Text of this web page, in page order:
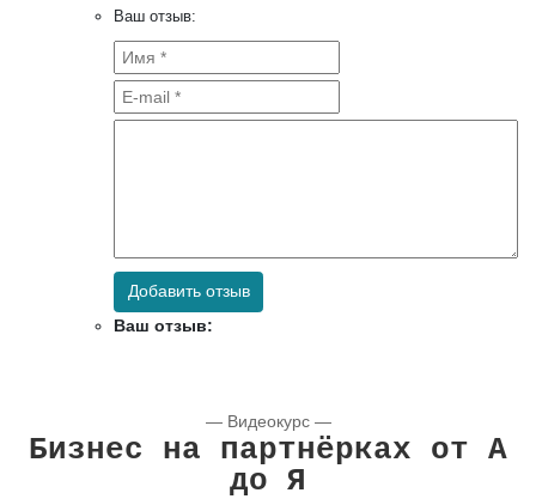
Ваш отзыв:
Добавить отзыв
Ваш отзыв:
— Видеокурс —
Бизнес на партнёрках от А
до Я